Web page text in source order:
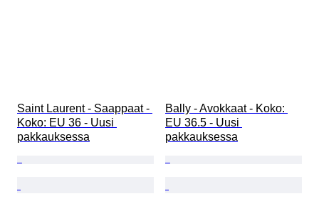
Saint Laurent - Saappaat -
Koko: EU 36 - Uusi
pakkauksessa
Bally - Avokkaat - Koko:
EU 36.5 - Uusi
pakkauksessa